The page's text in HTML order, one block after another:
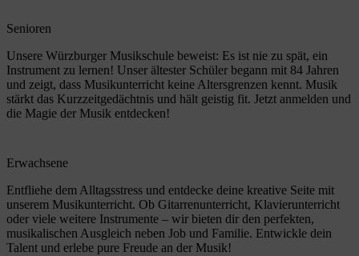
Senioren
Unsere Würzburger Musikschule beweist: Es ist nie zu spät, ein
Instrument zu lernen! Unser ältester Schüler begann mit 84 Jahren
und zeigt, dass Musikunterricht keine Altersgrenzen kennt. Musik
stärkt das Kurzzeitgedächtnis und hält geistig fit. Jetzt anmelden und
die Magie der Musik entdecken!
Erwachsene
Entfliehe dem Alltagsstress und entdecke deine kreative Seite mit
unserem Musikunterricht. Ob Gitarrenunterricht, Klavierunterricht
oder viele weitere Instrumente – wir bieten dir den perfekten,
musikalischen Ausgleich neben Job und Familie. Entwickle dein
Talent und erlebe pure Freude an der Musik!